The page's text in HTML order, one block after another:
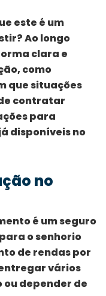
este é um
Ao longo
clara e
como
que situações
contratar
para
disponíveis no
no
é um seguro
o senhorio
de rendas por
vários
ou depender de